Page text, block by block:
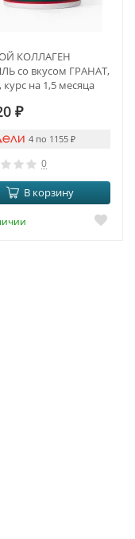
КОЛЛАГЕН
со вкусом ГРАНАТ,
курс на 1,5 месяца
₽
4 по 1155 ₽
0
В корзину